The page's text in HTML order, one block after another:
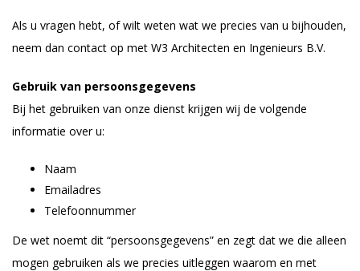
Als u vragen hebt, of wilt weten wat we precies van u bijhouden,
neem dan contact op met W3 Architecten en Ingenieurs B.V.
Gebruik van persoonsgegevens
Bij het gebruiken van onze dienst krijgen wij de volgende
informatie over u:
Naam
Emailadres
Telefoonnummer
De wet noemt dit “persoonsgegevens” en zegt dat we die alleen
mogen gebruiken als we precies uitleggen waarom en met